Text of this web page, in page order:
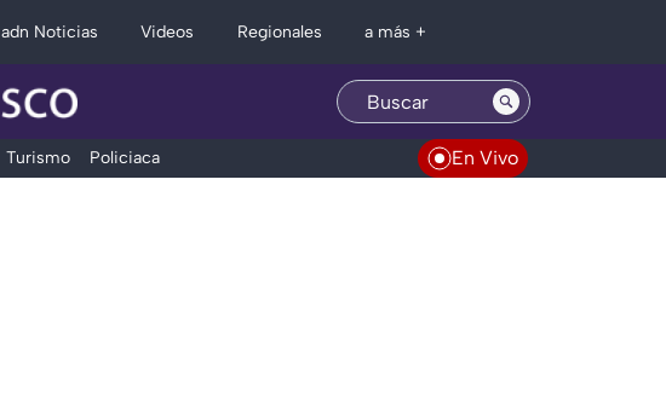
adn Noticias Videos Regionales a más +
Turismo Policiaca En Vivo